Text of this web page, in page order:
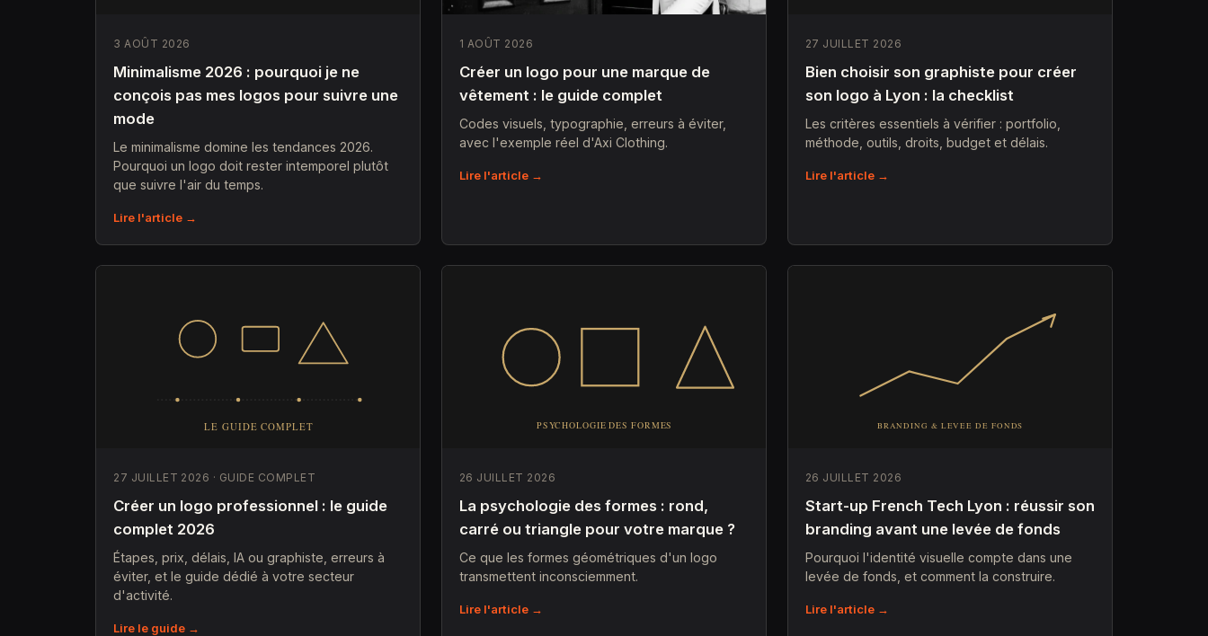
3 AOÛT 2026
Minimalisme 2026 : pourquoi je ne
conçois pas mes logos pour suivre une
mode
Le minimalisme domine les tendances 2026.
Pourquoi un logo doit rester intemporel plutôt
que suivre l'air du temps.
Lire l'article →
1 AOÛT 2026
Créer un logo pour une marque de
vêtement : le guide complet
Codes visuels, typographie, erreurs à éviter,
avec l'exemple réel d'Axi Clothing.
Lire l'article →
27 JUILLET 2026
Bien choisir son graphiste pour créer
son logo à Lyon : la checklist
Les critères essentiels à vérifier : portfolio,
méthode, outils, droits, budget et délais.
Lire l'article →
27 JUILLET 2026 · GUIDE COMPLET
Créer un logo professionnel : le guide
complet 2026
Étapes, prix, délais, IA ou graphiste, erreurs à
éviter, et le guide dédié à votre secteur
d'activité.
Lire le guide →
26 JUILLET 2026
La psychologie des formes : rond,
carré ou triangle pour votre marque ?
Ce que les formes géométriques d'un logo
transmettent inconsciemment.
Lire l'article →
26 JUILLET 2026
Start-up French Tech Lyon : réussir son
branding avant une levée de fonds
Pourquoi l'identité visuelle compte dans une
levée de fonds, et comment la construire.
Lire l'article →